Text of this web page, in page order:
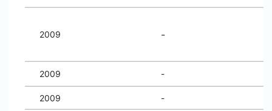
2009 -
2009 -
2009 -